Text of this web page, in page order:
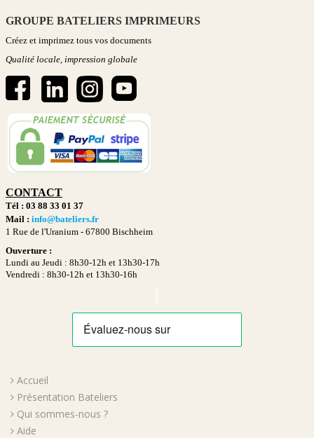
GROUPE BATELIERS IMPRIMEURS
Créez et imprimez tous vos documents
Qualité locale, impression globale
CONTACT
Tél : 03 88 33 01 37
Mail : info@bateliers.fr
1 Rue de l'Uranium - 67800 Bischheim
Ouverture :
Lundi au Jeudi : 8h30-12h et 13h30-17h
Vendredi : 8h30-12h et 13h30-16h
Accueil
Présentation Bateliers
Qui sommes-nous ?
Aide